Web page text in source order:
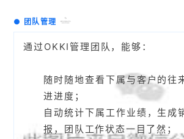
● 团队管理
通过OKKI管理团队，能够：
随时随地查看下属与客户的往
进进度；
自动统计下属工作业绩，生成
报，团队工作状态一目了然；